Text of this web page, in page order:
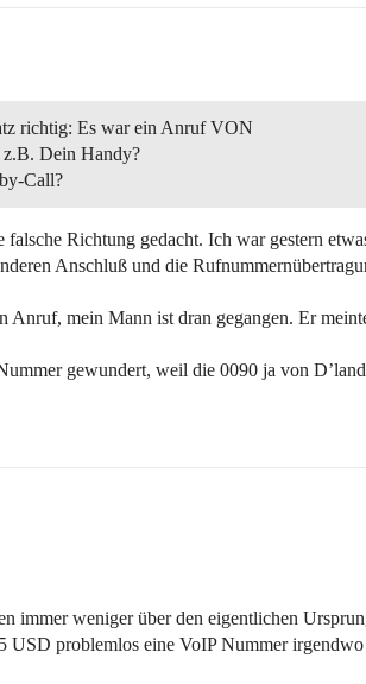
richtig: Es war ein Anruf VON
z.B. Dein Handy?
Call?
Richtung gedacht. Ich war gestern
Anschluß und die
Anruf, mein Mann ist dran gegangen. Er
gewundert, weil die 0090 ja von
immer weniger über den eigentlichen
USD problemlos eine VoIP Nummer